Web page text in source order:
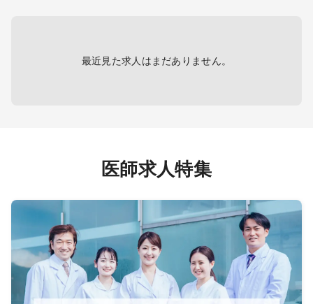
最近見た求人はまだありません。
医師求人特集